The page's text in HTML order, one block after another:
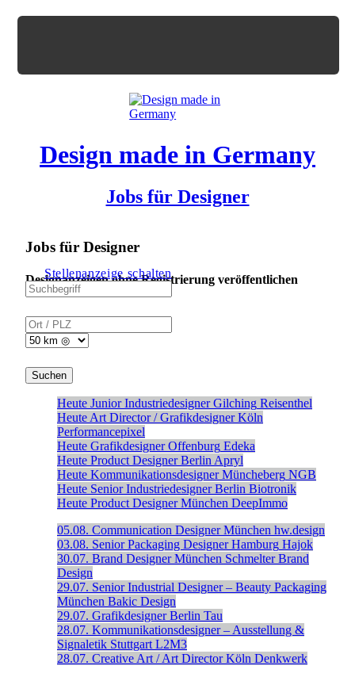
Design made in Germany
Jobs für Designer
Jobs für Designer
Designanzeigen ohne Registrierung veröffentlichen
Stellenanzeige schalten
Heute Junior Industriedesigner Gilching Reisenthel
Heute Art Director / Grafikdesigner Köln
Performancepixel
Heute Grafikdesigner Offenburg Edeka
Heute Product Designer Berlin Apryl
Heute Kommunikationsdesigner Müncheberg NGB
Heute Senior Industriedesigner Berlin Biotronik
Heute Product Designer München DeepImmo
05.08. Communication Designer München hw.design
03.08. Senior Packaging Designer Hamburg Hajok
30.07. Brand Designer München Schmelter Brand
Design
29.07. Senior Industrial Designer – Beauty Packaging
München Bakic Design
29.07. Grafikdesigner Berlin Tau
28.07. Kommunikationsdesigner – Ausstellung &
Signaletik Stuttgart L2M3
28.07. Creative Art / Art Director Köln Denkwerk